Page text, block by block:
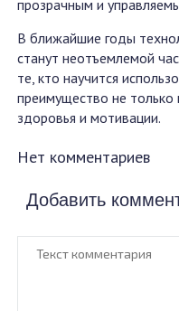
прозрачным и
В ближайшие годы
станут неотъемлемой
те, кто научится
преимущество не только
здоровья и мотивации.
Нет комментариев
Добавить